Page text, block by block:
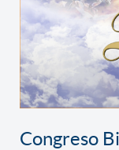
Congreso